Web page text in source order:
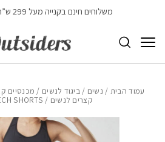
Skip to Contentמשלוחים חינם בקנייה מעל 299 ש”ח | 3-5 ימי עסקים
עמוד הבית / נשים / ביגוד לנשים / מכנסיים
קצרים לנשים / OSLON TECH SHORTS